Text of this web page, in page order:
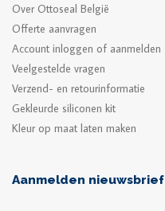
Over Ottoseal België
Offerte aanvragen
Account inloggen of aanmelden
Veelgestelde vragen
Verzend- en retourinformatie
Gekleurde siliconen kit
Kleur op maat laten maken
Aanmelden nieuwsbrief